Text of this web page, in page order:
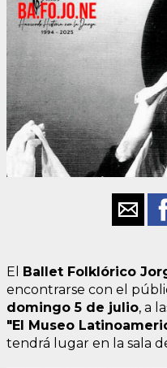
El Ballet Folklórico
encontrarse con el
domingo 5 de julio, a
"El Museo
tendrá lugar en la sala